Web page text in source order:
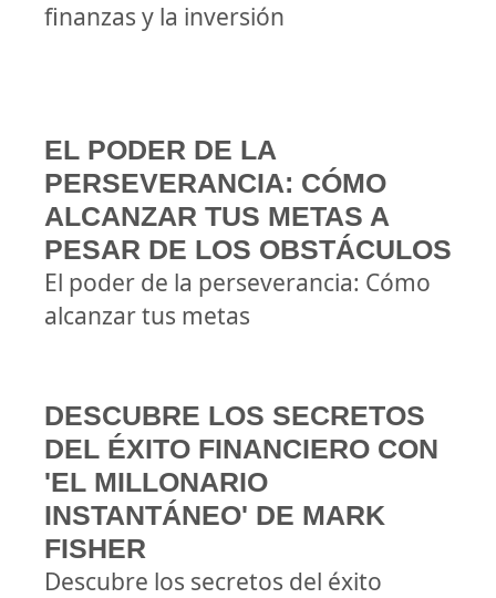
finanzas y la inversión
EL PODER DE LA
PERSEVERANCIA: CÓMO
ALCANZAR TUS METAS A
PESAR DE LOS OBSTÁCULOS
El poder de la perseverancia: Cómo
alcanzar tus metas
DESCUBRE LOS SECRETOS
DEL ÉXITO FINANCIERO CON
'EL MILLONARIO
INSTANTÁNEO' DE MARK
FISHER
Descubre los secretos del éxito